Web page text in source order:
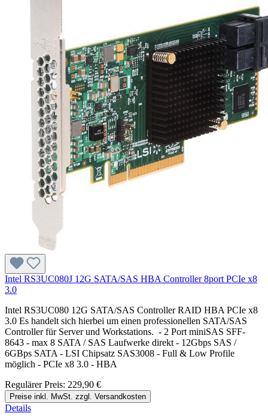
Intel RS3UC080J 12G SATA/SAS HBA Controller 8port PCIe x8
3.0
Intel RS3UC080 12G SATA/SAS Controller RAID HBA PCIe x8
3.0 Es handelt sich hierbei um einen professionellen SATA/SAS
Controller für Server und Workstations. - 2 Port miniSAS SFF-
8643 - max 8 SATA / SAS Laufwerke direkt - 12Gbps SAS /
6GBps SATA - LSI Chipsatz SAS3008 - Full & Low Profile
möglich - PCIe x8 3.0 - HBA
Regulärer Preis: 229,90 €
Preise inkl. MwSt. zzgl. Versandkosten
Details